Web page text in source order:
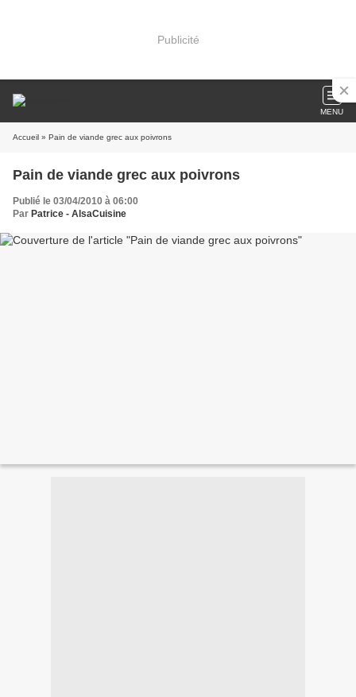
Publicité
MENU
Accueil » Pain de viande grec aux poivrons
Pain de viande grec aux poivrons
Publié le 03/04/2010 à 06:00
Par Patrice - AlsaCuisine